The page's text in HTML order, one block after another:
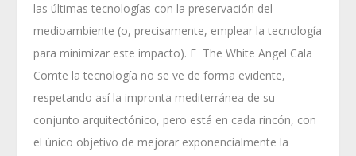
las últimas tecnologías con la preservación del
medioambiente (o, precisamente, emplear la tecnología
para minimizar este impacto). E The White Angel Cala
Comte la tecnología no se ve de forma evidente,
respetando así la impronta mediterránea de su
conjunto arquitectónico, pero está en cada rincón, con
el único objetivo de mejorar exponencialmente la